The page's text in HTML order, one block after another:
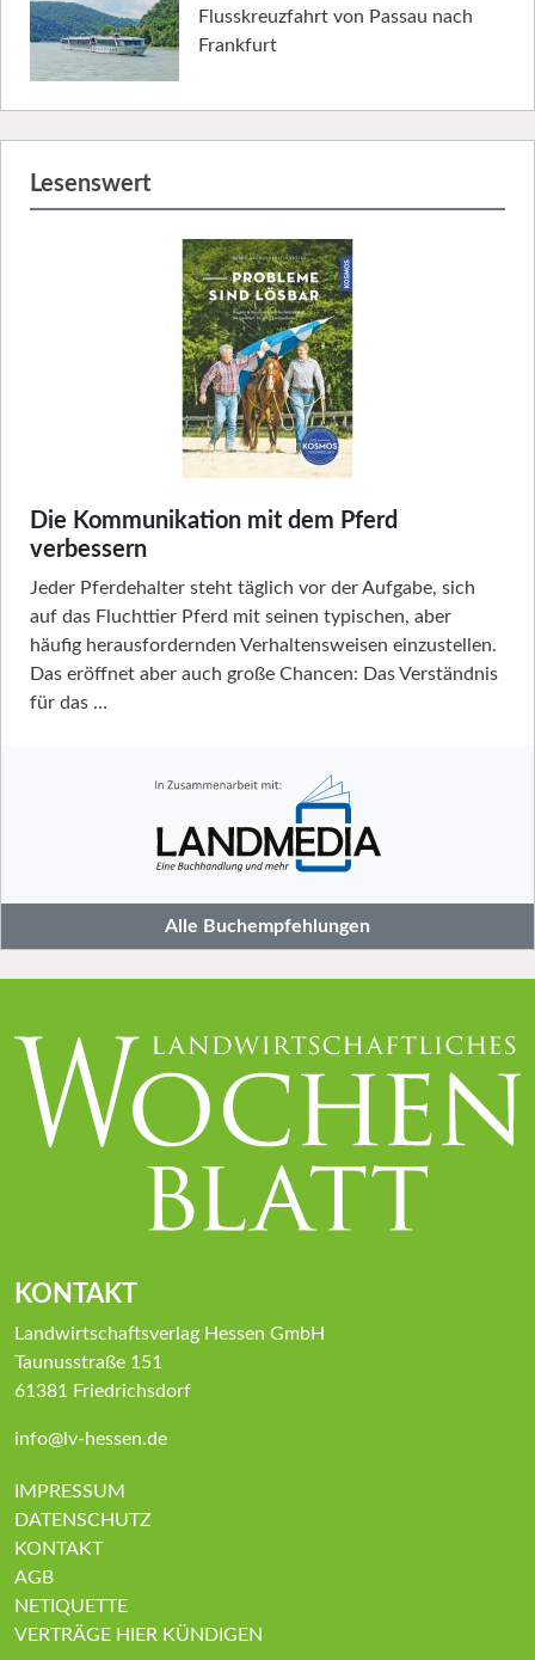
Flusskreuzfahrt von Passau nach
Frankfurt
Lesenswert
Die Kommunikation mit dem Pferd
verbessern
Jeder Pferdehalter steht täglich vor der Aufgabe, sich
auf das Fluchttier Pferd mit seinen typischen, aber
häufig herausfordernden Verhaltensweisen einzustellen.
Das eröffnet aber auch große Chancen: Das Verständnis
für das …
Alle Buchempfehlungen
KONTAKT
Landwirtschaftsverlag Hessen GmbH
Taunusstraße 151
61381 Friedrichsdorf
info@lv-hessen.de
IMPRESSUM
DATENSCHUTZ
KONTAKT
AGB
NETIQUETTE
VERTRÄGE HIER KÜNDIGEN